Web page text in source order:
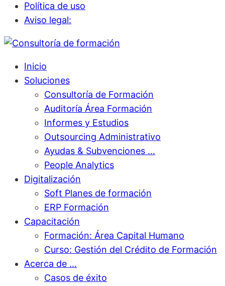
Política de uso
Aviso legal:
Inicio
Soluciones
Consultoría de Formación
Auditoría Área Formación
Informes y Estudios
Outsourcing Administrativo
Ayudas & Subvenciones …
People Analytics
Digitalización
Soft Planes de formación
ERP Formación
Capacitación
Formación: Área Capital Humano
Curso: Gestión del Crédito de Formación
Acerca de …
Casos de éxito